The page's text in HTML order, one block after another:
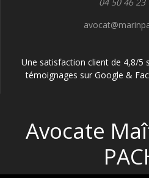
Une satisfaction client de 4,8/5
témoignages sur Google &
Avocate